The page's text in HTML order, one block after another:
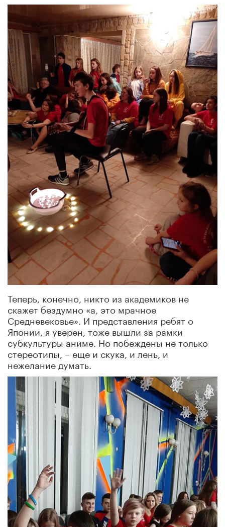
Теперь, конечно, никто из академиков не
скажет бездумно «а, это мрачное
Средневековье». И представления ребят о
Японии, я уверен, тоже вышли за рамки
субкультуры аниме. Но побеждены не только
стереотипы, – еще и скука, и лень, и
нежелание думать.